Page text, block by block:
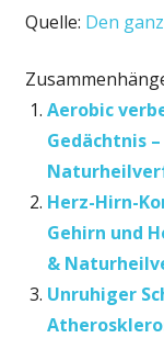
Quelle: Den
Aerobic
Gedächtnis
Herz-Hirn-
Gehirn und
&
Unruhiger